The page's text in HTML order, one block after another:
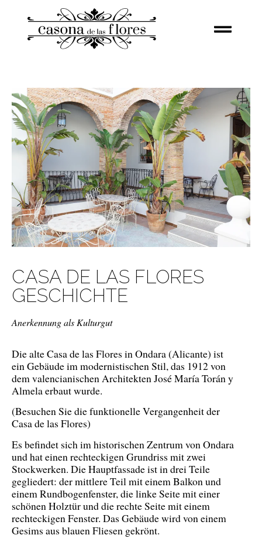
CASA DE LAS FLORES
GESCHICHTE
Anerkennung als Kulturgut
Die alte Casa de las Flores in Ondara (Alicante) ist
ein Gebäude im modernistischen Stil, das 1912 von
dem valencianischen Architekten José María Torán y
Almela erbaut wurde.
(Besuchen Sie die funktionelle Vergangenheit der
Casa de las Flores)
Es befindet sich im historischen Zentrum von Ondara
und hat einen rechteckigen Grundriss mit zwei
Stockwerken. Die Hauptfassade ist in drei Teile
gegliedert: der mittlere Teil mit einem Balkon und
einem Rundbogenfenster, die linke Seite mit einer
schönen Holztür und die rechte Seite mit einem
rechteckigen Fenster. Das Gebäude wird von einem
Gesims aus blauen Fliesen gekrönt.